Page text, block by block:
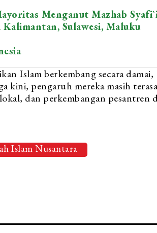
Menganut Mazhab
Sulawesi, Maluku
Islam berkembang secara damai,
kini, pengaruh mereka masih terasa
dan perkembangan pesantren
Islam Nusantara